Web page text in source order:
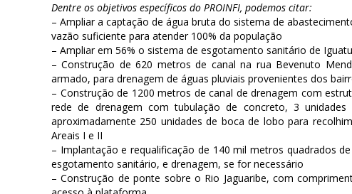
Dentre os objetivos específicos do PROINFI, podemos citar:
– Ampliar a captação de água bruta do sistema de
vazão suficiente para atender 100% da população
– Ampliar em 56% o sistema de esgotamento sanitário de
– Construção de 620 metros de canal na rua Bevenuto
armado, para drenagem de águas pluviais provenientes dos
– Construção de 1200 metros de canal de drenagem com
rede de drenagem com tubulação de concreto, 3
aproximadamente 250 unidades de boca de lobo para
Areais I e II
– Implantação e requalificação de 140 mil metros quadrados
esgotamento sanitário, e drenagem, se for necessário
– Construção de ponte sobre o Rio Jaguaribe, com